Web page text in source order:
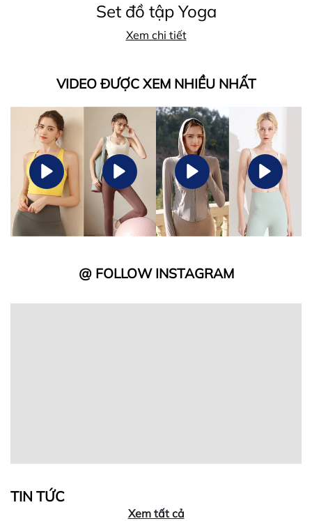
Set đồ tập Yoga
Xem chi tiết
VIDEO ĐƯỢC XEM NHIỀU NHẤT
@ FOLLOW INSTAGRAM
TIN TỨC
Xem tất cả